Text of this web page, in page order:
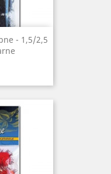
- 1,5/2,5